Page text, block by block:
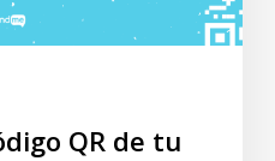
QR de tu